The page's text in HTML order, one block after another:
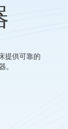
提供可靠的
。